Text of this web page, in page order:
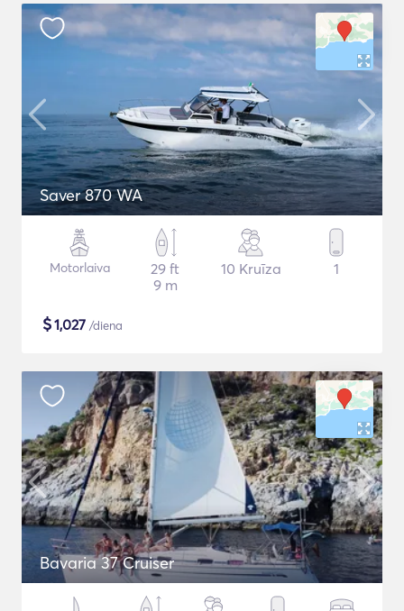
Saver 870 WA
Motorlaiva
29 ft
9 m
10 Kruīza 1
$1,027 /diena
Bavaria 37 Cruiser